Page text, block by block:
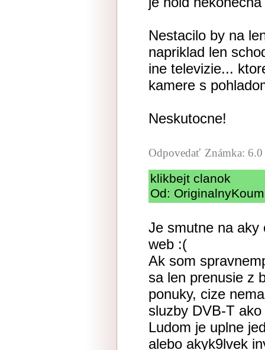
Nestacilo by na
napriklad len
ine televizie...
kamere s
Neskutocne!
Odpovedať Známka: 6.0
klikbejt clanok
Od:
Je smutne na aky
web :(
Ak som
sa len prenusie z
ponuky, cize
sluzby DVB-T
Ludom je uplne
alebo akyk9lvek